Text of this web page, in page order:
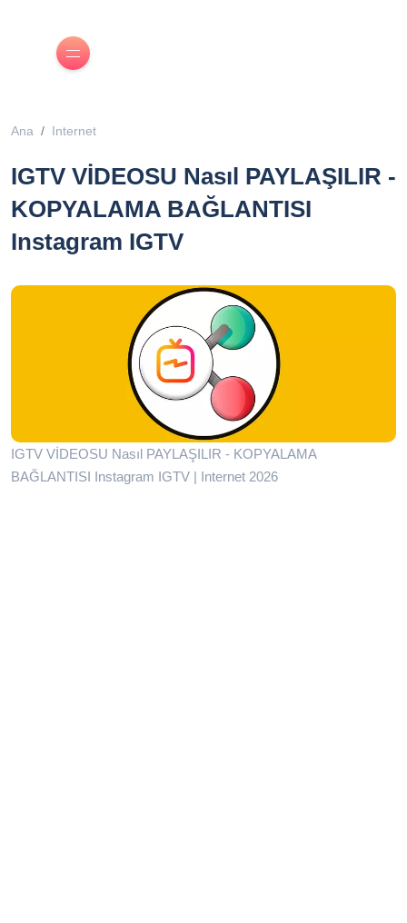
Ana Internet
IGTV VİDEOSU Nasıl PAYLAŞILIR -
KOPYALAMA BAĞLANTISI
Instagram IGTV
IGTV VİDEOSU Nasıl PAYLAŞILIR - KOPYALAMA
BAĞLANTISI Instagram IGTV | Internet 2026